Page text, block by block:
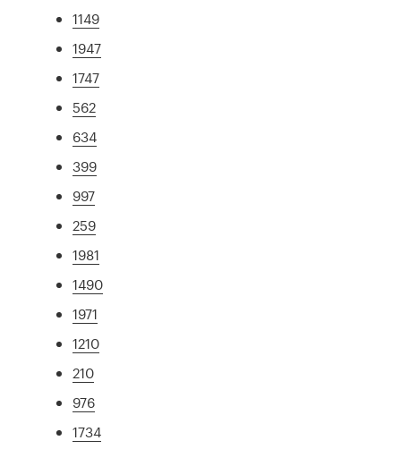
1149
1947
1747
562
634
399
997
259
1981
1490
1971
1210
210
976
1734